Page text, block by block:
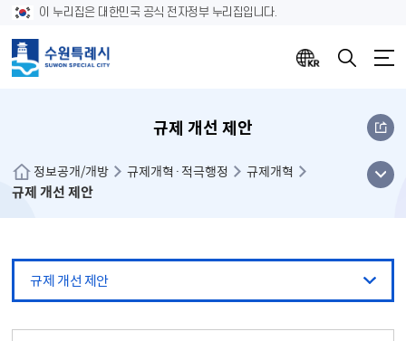
이 누리집은 대한민국 공식 전자정부 누리집입니다.
규제 개선 제안
정보공개/개방 규제개혁·적극행정 규제개혁
규제 개선 제안
메뉴
열기
규제 개선 제안